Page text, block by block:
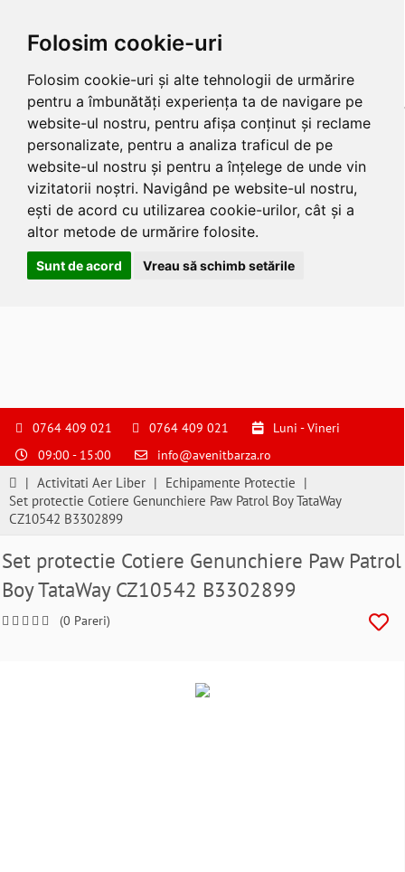
Folosim cookie-uri
Folosim cookie-uri și alte tehnologii de urmărire
pentru a îmbunătăți experiența ta de navigare pe
website-ul nostru, pentru afișa conținut și reclame
personalizate, pentru a analiza traficul de pe
website-ul nostru și pentru a înțelege de unde vin
vizitatorii noștri. Navigând pe website-ul nostru,
ești de acord cu utilizarea cookie-urilor, cât și a
altor metode de urmărire folosite.
Sunt de acord Vreau să schimb setările
S
pentru
suna
0764409021
a
comanda
telefonic
0764 409 021 0764 409 021
Luni - Vineri
09:00 - 15:00
info@avenitbarza.ro
| Activitati Aer Liber | Echipamente Protectie |
Set protectie Cotiere Genunchiere Paw Patrol Boy TataWay
CZ10542 B3302899
Set protectie Cotiere Genunchiere Paw Patrol
Boy TataWay CZ10542 B3302899
(0 Pareri)